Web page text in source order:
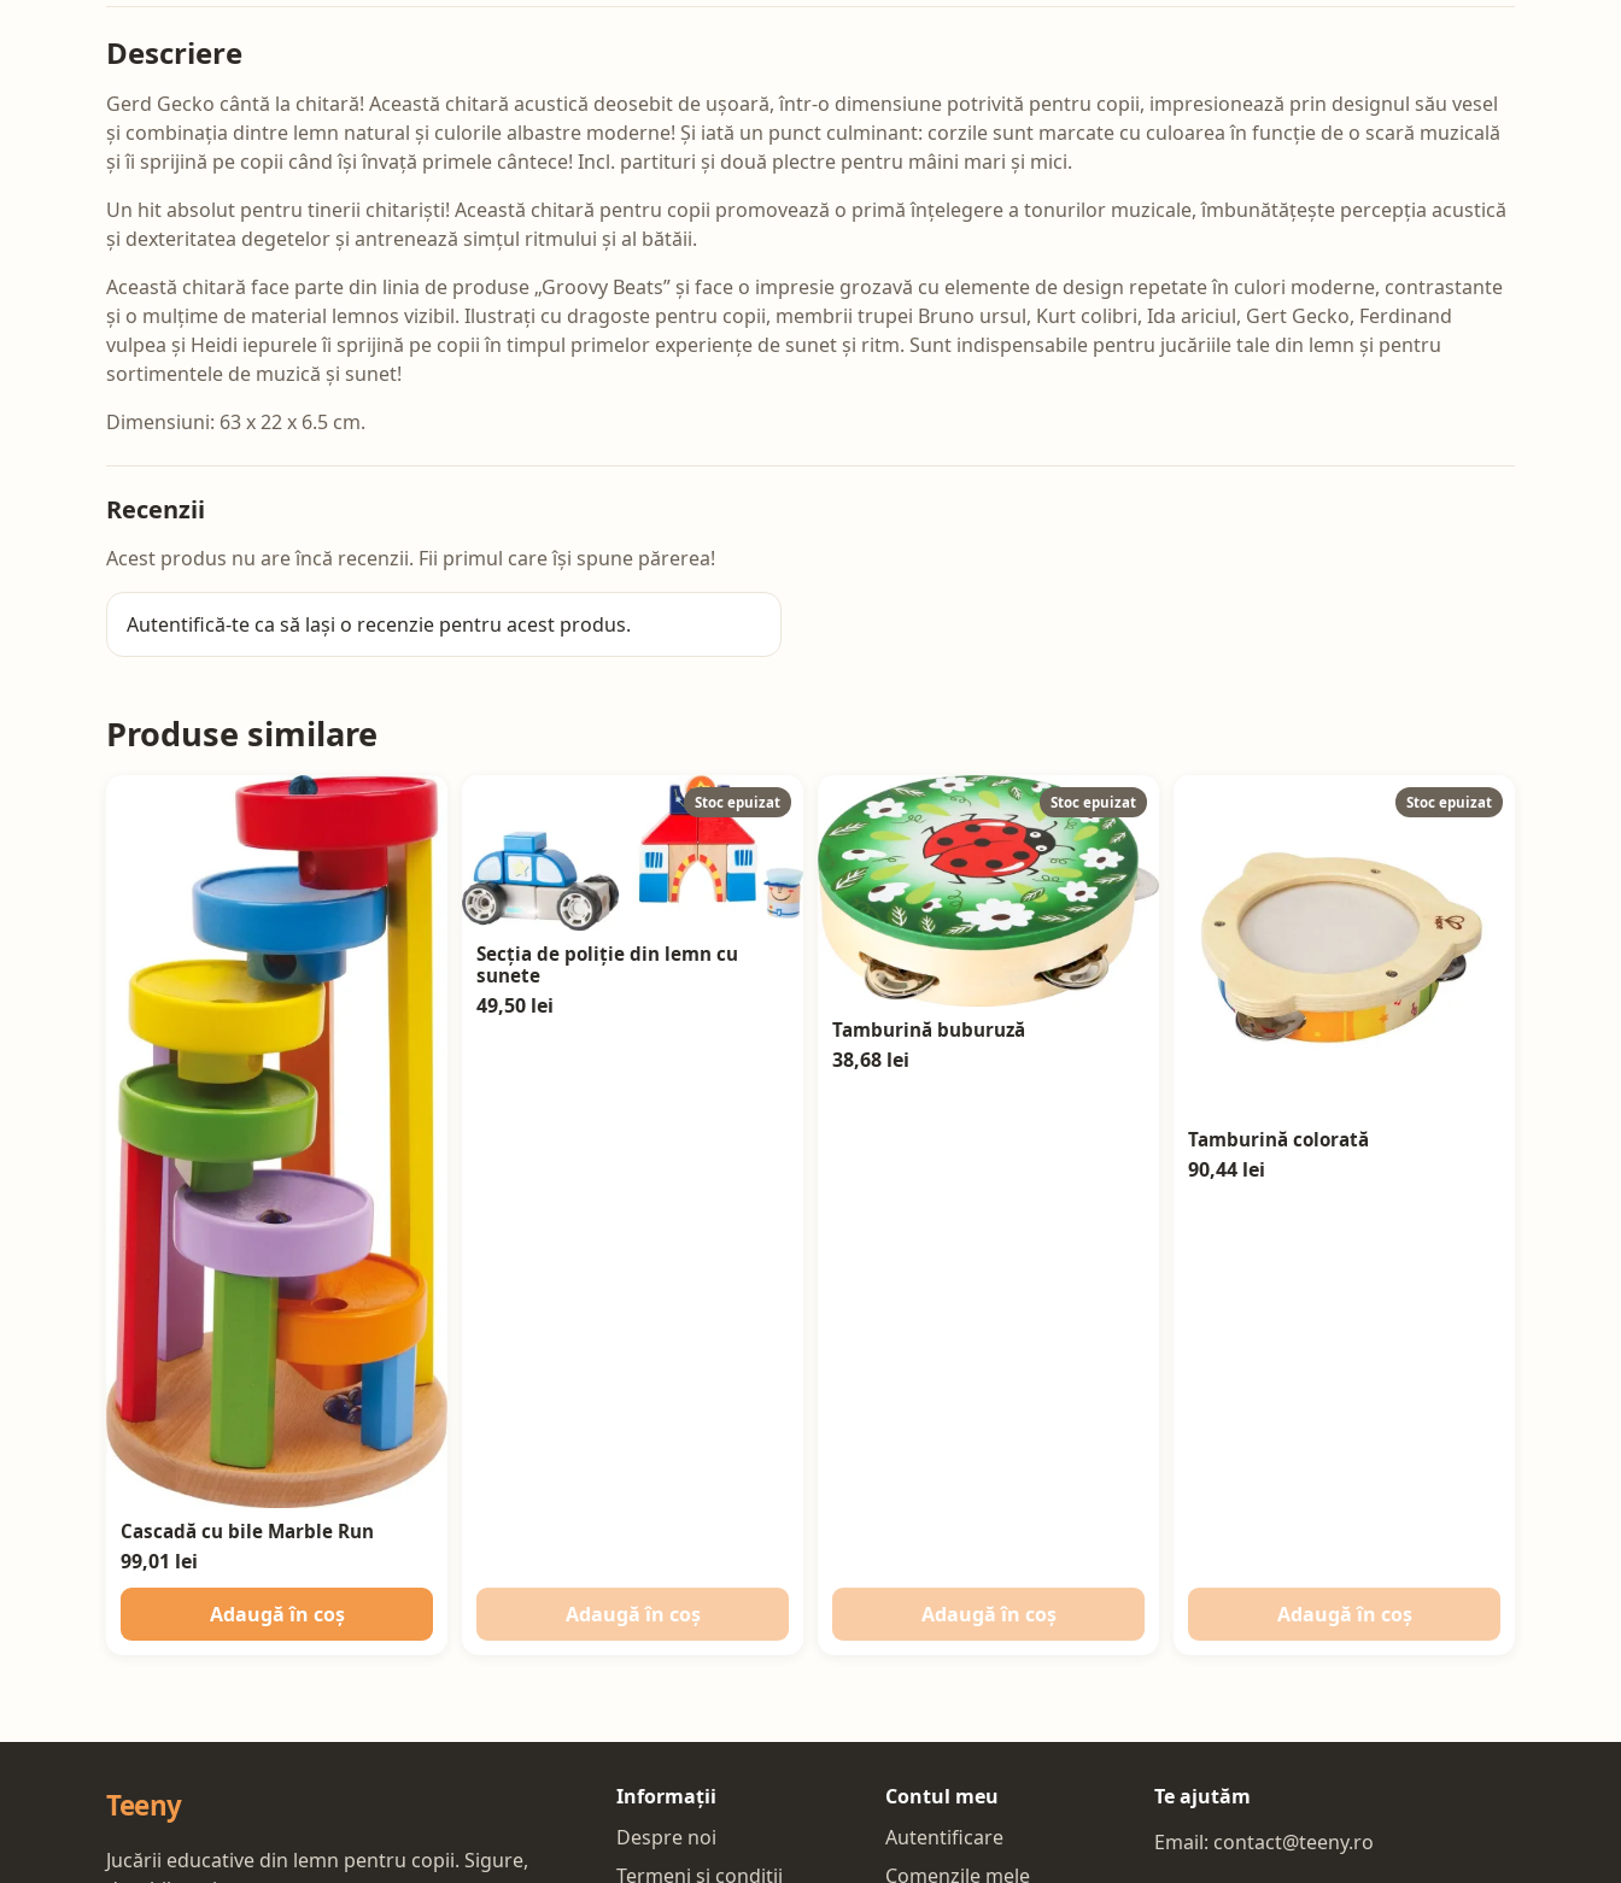
Descriere
Gerd Gecko cântă la chitară! Această chitară acustică deosebit de ușoară, într-o dimensiune potrivită pentru copii, impresionează prin designul său vesel
și combinația dintre lemn natural și culorile albastre moderne! Și iată un punct culminant: corzile sunt marcate cu culoarea în funcție de o scară muzicală
și îi sprijină pe copii când își învață primele cântece! Incl. partituri și două plectre pentru mâini mari și mici.
Un hit absolut pentru tinerii chitariști! Această chitară pentru copii promovează o primă înțelegere a tonurilor muzicale, îmbunătățește percepția acustică
și dexteritatea degetelor și antrenează simțul ritmului și al bătăii.
Această chitară face parte din linia de produse „Groovy Beats” și face o impresie grozavă cu elemente de design repetate în culori moderne, contrastante
și o mulțime de material lemnos vizibil. Ilustrați cu dragoste pentru copii, membrii trupei Bruno ursul, Kurt colibri, Ida ariciul, Gert Gecko, Ferdinand
vulpea și Heidi iepurele îi sprijină pe copii în timpul primelor experiențe de sunet și ritm. Sunt indispensabile pentru jucăriile tale din lemn și pentru
sortimentele de muzică și sunet!
Dimensiuni: 63 x 22 x 6.5 cm.
Recenzii
Acest produs nu are încă recenzii. Fii primul care își spune părerea!
Autentifică-te ca să lași o recenzie pentru acest produs.
Produse similare
Cascadă cu bile Marble Run
99,01 lei
Adaugă în coș
Stoc epuizat
Secția de poliție din lemn cu
sunete
49,50 lei
Adaugă în coș
Stoc epuizat
Tamburină buburuză
38,68 lei
Adaugă în coș
Stoc epuizat
Tamburină colorată
90,44 lei
Adaugă în coș
Teeny
Jucării educative din lemn pentru copii. Sigure,
Informații
Despre noi
Termeni și condiții
Contul meu
Autentificare
Comenzile mele
Te ajutăm
Email: contact@teeny.ro